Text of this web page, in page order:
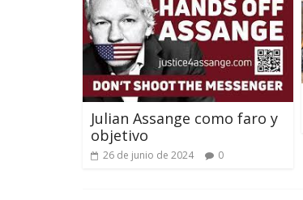
Julian Assange como faro y
objetivo
26 de junio de 2024 0